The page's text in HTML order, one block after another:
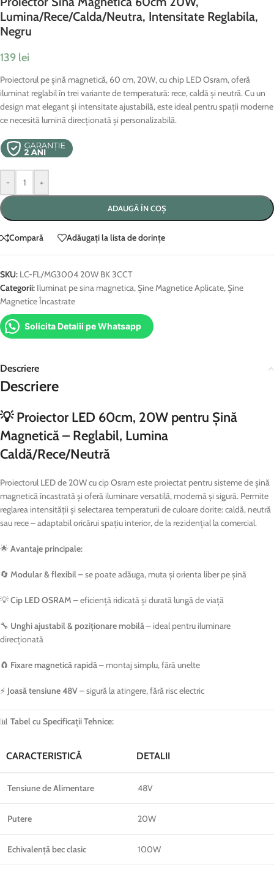
Lumina/Rece/Calda/Neutra, Intensitate Reglabila,
Negru
139 lei
Proiectorul pe șină magnetică, 60 cm, 20W, cu chip LED Osram, oferă
iluminat reglabil în trei variante de temperatură: rece, caldă și neutră. Cu un
design mat elegant și intensitate ajustabilă, este ideal pentru spații moderne
ce necesită lumină direcționată și personalizabilă.
- +
ADAUGĂ ÎN COȘ
Compară Adăugați la lista de dorințe
SKU: LC-FL/MG3004 20W BK 3CCT
Categorii: Iluminat pe sina magnetica,Șine Magnetice Aplicate,Șine
Magnetice Încastrate
Solicita Detalii pe Whatsapp
Descriere
Descriere
💡 Proiector LED 60cm, 20W pentru Șină
Magnetică – Reglabil, Lumina
Caldă/Rece/Neutră
Proiectorul LED de 20W cu cip Osram este proiectat pentru sisteme de șină
magnetică încastrată și oferă iluminare versatilă, modernă și sigură. Permite
reglarea intensității și selectarea temperaturii de culoare dorite: caldă, neutră
sau rece – adaptabil oricărui spațiu interior, de la rezidențial la comercial.
🌟 Avantaje principale:
🔄 Modular & flexibil– se poate adăuga, muta și orienta liber pe șină
💡Cip LED OSRAM – eficiență ridicată și durată lungă de viață
🔧 Unghi ajustabil & poziționare mobilă– ideal pentru iluminare
direcționată
🧲 Fixare magnetică rapidă– montaj simplu, fără unelte
⚡ Joasă tensiune 48V– sigură la atingere, fără risc electric
📊 Tabel cu Specificații Tehnice:
CARACTERISTICĂ DETALII
Tensiune de Alimentare 48V
Putere 20W
Echivalență bec clasic 100W